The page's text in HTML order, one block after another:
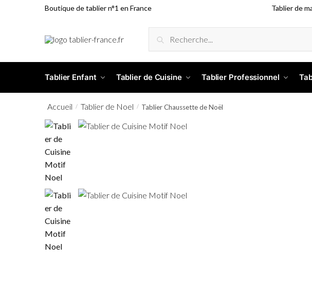
Boutique de tablier n°1 en France Tablier de
RECHERCHE
Tablier Enfant Tablier de Cuisine Tablier Professionnel
Accueil / Tablier de Noel / Tablier Chaussette de Noël